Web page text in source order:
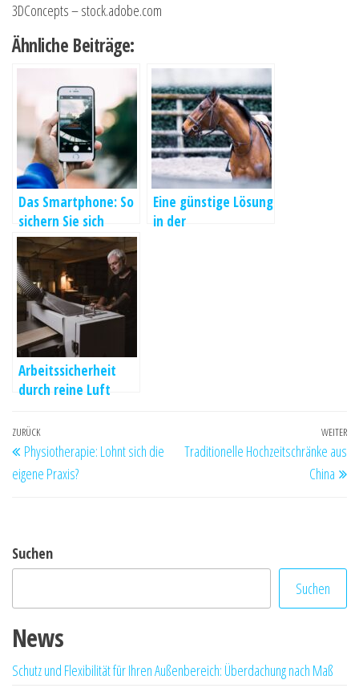
3DConcepts – stock.adobe.com
Ähnliche Beiträge:
Das Smartphone: So
sichern Sie sich
gegen
Beschädigungen ab
Eine günstige Lösung
in der
Arbeitssicherheit
durch reine Luft
Beitragsnavigation
Vorheriger
Beitrag
ZURÜCK
Physiotherapie: Lohnt sich die
eigene Praxis?
WEITER
Traditionelle Hochzeitschränke aus
China
Suchen
Suchen
News
Schutz und Flexibilität für Ihren Außenbereich: Überdachung nach Maß